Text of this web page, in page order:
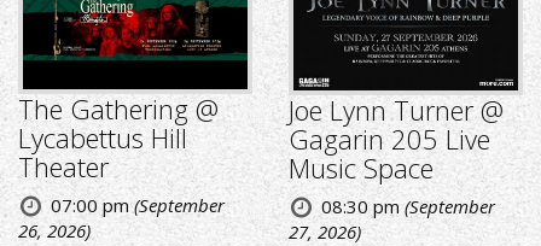
The Gathering @
Lycabettus Hill
Theater
07:00 pm(September
26, 2026)
Joe Lynn Turner @
Gagarin 205 Live
Music Space
08:30 pm(September
27, 2026)